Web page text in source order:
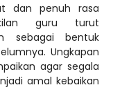
dan penuh rasa
guru turut
sebagai bentuk
Ungkapan
agar segala
amal kebaikan